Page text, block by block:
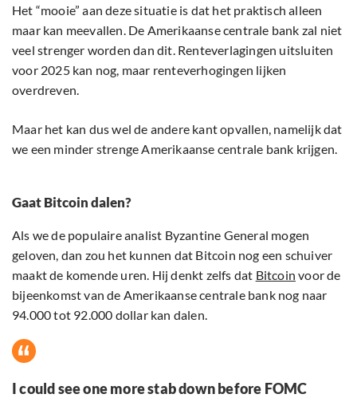
Het “mooie” aan deze situatie is dat het praktisch alleen
maar kan meevallen. De Amerikaanse centrale bank zal niet
veel strenger worden dan dit. Renteverlagingen uitsluiten
voor 2025 kan nog, maar renteverhogingen lijken
overdreven.
Maar het kan dus wel de andere kant opvallen, namelijk dat
we een minder strenge Amerikaanse centrale bank krijgen.
Gaat Bitcoin dalen?
Als we de populaire analist Byzantine General mogen
geloven, dan zou het kunnen dat Bitcoin nog een schuiver
maakt de komende uren. Hij denkt zelfs dat Bitcoin voor de
bijeenkomst van de Amerikaanse centrale bank nog naar
94.000 tot 92.000 dollar kan dalen.
I could see one more stab down before FOMC